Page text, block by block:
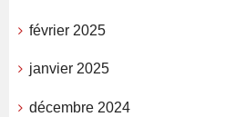
février 2025
janvier 2025
décembre 2024